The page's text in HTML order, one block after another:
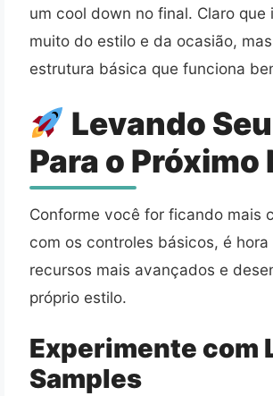
um cool down no final. Claro que
muito do estilo e da ocasião,
estrutura básica que funciona
Levando
Para o Próximo
Conforme você for ficando mais
com os controles básicos, é
recursos mais avançados e
próprio estilo.
Experimente com
Samples